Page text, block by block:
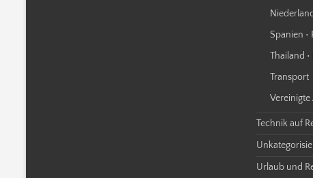
Spanien •
Thailand •
Transport
Vereinigte
Technik auf
Urlaub und